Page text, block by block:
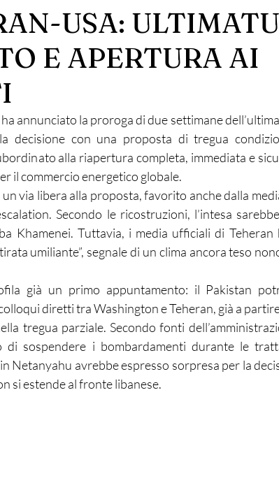
USA:
E APERTURA AI
annunciato la proroga di due settimane
la decisione con una proposta di tregua
alla riapertura completa, immediata e
il commercio energetico globale.
via libera alla proposta, favorito anche dalla
Secondo le ricostruzioni, l’intesa
Khamenei. Tuttavia, i media ufficiali di
umiliante”, segnale di un clima ancora teso
già un primo appuntamento: il Pakistan
diretti tra Washington e Teheran, già a
tregua parziale. Secondo fonti
di sospendere i bombardamenti durante le
Netanyahu avrebbe espresso sorpresa per la
si estende al fronte libanese.